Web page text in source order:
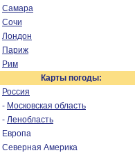
Самара
Сочи
Лондон
Париж
Рим
Карты погоды:
Россия
- Московская область
- Ленобласть
Европа
Северная Америка